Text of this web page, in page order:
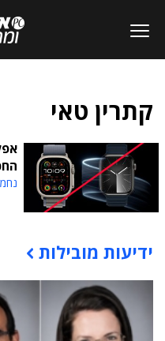
קתרין טאי
תוכן פרסומי
ידיעות מובילות